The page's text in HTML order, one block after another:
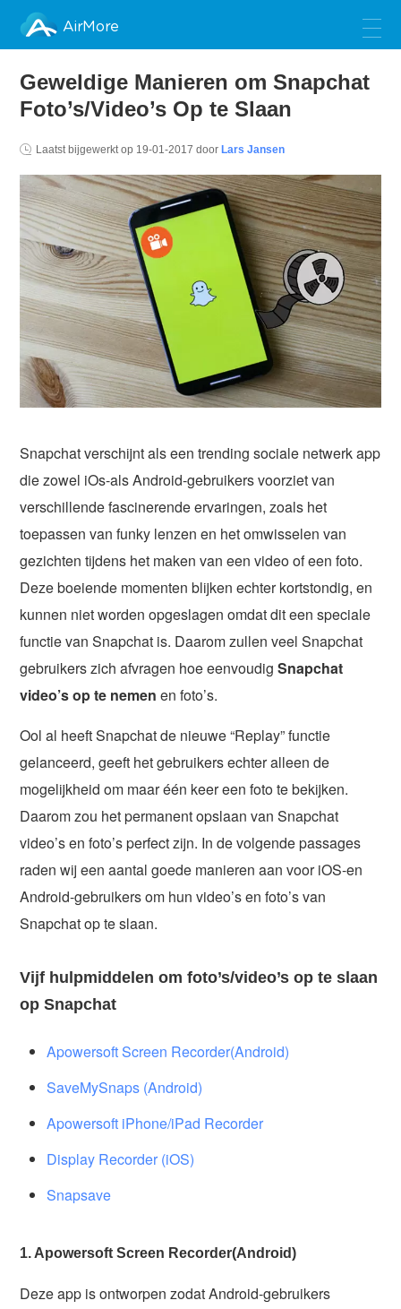
AirMore
Geweldige Manieren om Snapchat
Foto’s/Video’s Op te Slaan
Laatst bijgewerkt op 19-01-2017 door Lars Jansen
Snapchat verschijnt als een trending sociale netwerk app
die zowel iOs-als Android-gebruikers voorziet van
verschillende fascinerende ervaringen, zoals het
toepassen van funky lenzen en het omwisselen van
gezichten tijdens het maken van een video of een foto.
Deze boeiende momenten blijken echter kortstondig, en
kunnen niet worden opgeslagen omdat dit een speciale
functie van Snapchat is. Daarom zullen veel Snapchat
gebruikers zich afvragen hoe eenvoudigSnapchat
video’s op te nemen en foto’s.
Ool al heeft Snapchat de nieuwe “Replay” functie
gelanceerd, geeft het gebruikers echter alleen de
mogelijkheid om maar één keer een foto te bekijken.
Daarom zou het permanent opslaan van Snapchat
video’s en foto’s perfect zijn. In de volgende passages
raden wij een aantal goede manieren aan voor iOS-en
Android-gebruikers om hun video’s en foto’s van
Snapchat op te slaan.
Vijf hulpmiddelen om foto’s/video’s op te slaan
op Snapchat
Apowersoft Screen Recorder(Android)
SaveMySnaps (Android)
Apowersoft iPhone/iPad Recorder
Display Recorder (iOS)
Snapsave
1. Apowersoft Screen Recorder(Android)
Deze app is ontworpen zodat Android-gebruikers